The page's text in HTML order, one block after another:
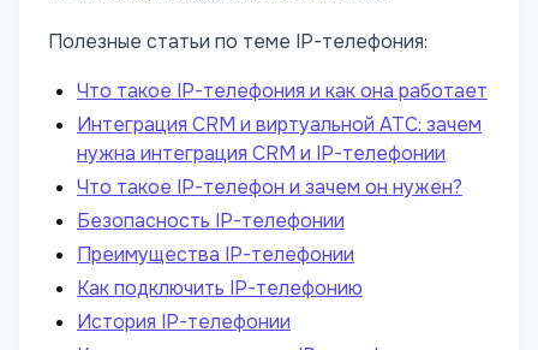
Полезные статьи по теме IP-телефония:
Что такое IP-телефония и как она работает
Интеграция CRM и виртуальной АТС: зачем
нужна интеграция CRM и IP-телефонии
Что такое IP-телефон и зачем он нужен?
Безопасность IP-телефонии
Преимущества IP-телефонии
Как подключить IP-телефонию
История IP-телефонии